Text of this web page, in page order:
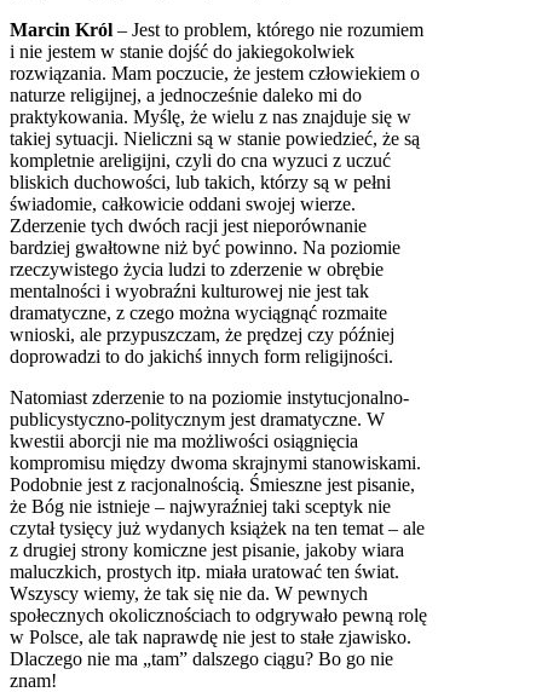
Marcin Król – Jest to problem, którego nie rozumiem
i nie jestem w stanie dojść do jakiegokolwiek
rozwiązania. Mam poczucie, że jestem człowiekiem o
naturze religijnej, a jednocześnie daleko mi do
praktykowania. Myślę, że wielu z nas znajduje się w
takiej sytuacji. Nieliczni są w stanie powiedzieć, że są
kompletnie areligijni, czyli do cna wyzuci z uczuć
bliskich duchowości, lub takich, którzy są w pełni
świadomie, całkowicie oddani swojej wierze.
Zderzenie tych dwóch racji jest nieporównanie
bardziej gwałtowne niż być powinno. Na poziomie
rzeczywistego życia ludzi to zderzenie w obrębie
mentalności i wyobraźni kulturowej nie jest tak
dramatyczne, z czego można wyciągnąć rozmaite
wnioski, ale przypuszczam, że prędzej czy później
doprowadzi to do jakichś innych form religijności.
Natomiast zderzenie to na poziomie instytucjonalno-
publicystyczno-politycznym jest dramatyczne. W
kwestii aborcji nie ma możliwości osiągnięcia
kompromisu między dwoma skrajnymi stanowiskami.
Podobnie jest z racjonalnością. Śmieszne jest pisanie,
że Bóg nie istnieje – najwyraźniej taki sceptyk nie
czytał tysięcy już wydanych książek na ten temat – ale
z drugiej strony komiczne jest pisanie, jakoby wiara
maluczkich, prostych itp. miała uratować ten świat.
Wszyscy wiemy, że tak się nie da. W pewnych
społecznych okolicznościach to odgrywało pewną rolę
w Polsce, ale tak naprawdę nie jest to stałe zjawisko.
Dlaczego nie ma „tam” dalszego ciągu? Bo go nie
znam!